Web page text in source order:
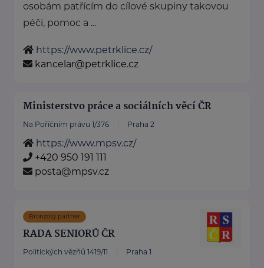
osobám patřícím do cílové skupiny takovou
péči, pomoc a ...
https://www.petrklice.cz/
kancelar@petrklice.cz
Ministerstvo práce a sociálních věcí ČR
Na Poříčním právu 1/376 Praha 2
https://www.mpsv.cz/
+420 950 191 111
posta@mpsv.cz
Bronzový partner
RADA SENIORŮ ČR
Politických vězňů 1419/11 Praha 1